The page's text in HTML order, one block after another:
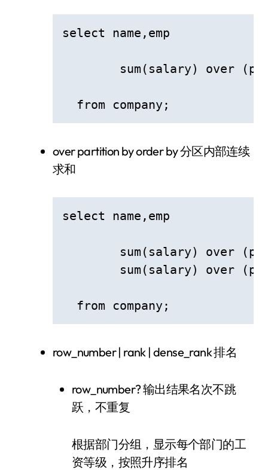
select name,emp
  from company;
over partition by order by 分区内部连续
求和
select name,emp
  from company;
row_number | rank | dense_rank 排名
row_number? 输出结果名次不跳
跃，不重复
根据部门分组，显示每个部门的工
资等级，按照升序排名